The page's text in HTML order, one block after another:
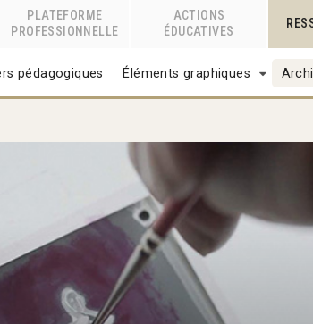
PLATEFORME
PROFESSIONNELLE
ACTIONS
ÉDUCATIVES
pédagogiques Éléments graphiques